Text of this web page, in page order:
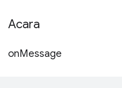
Acara
onMessage